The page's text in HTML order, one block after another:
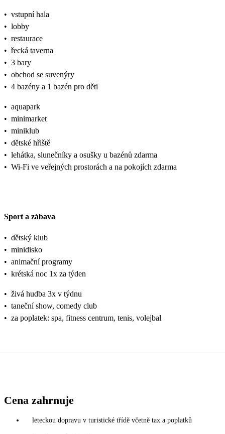
• vstupní hala
• lobby
• restaurace
• řecká taverna
• 3 bary
• obchod se suvenýry
• 4 bazény a 1 bazén pro děti
• aquapark
• minimarket
• miniklub
• dětské hřiště
• lehátka, slunečníky a osušky u bazénů zdarma
• Wi-Fi ve veřejných prostorách a na pokojích zdarma
Sport a zábava
• dětský klub
• minidisko
• animační programy
• krétská noc 1x za týden
• živá hudba 3x v týdnu
• taneční show, comedy club
• za poplatek: spa, fitness centrum, tenis, volejbal
Cena zahrnuje
leteckou dopravu v turistické třídě včetně tax a poplatků